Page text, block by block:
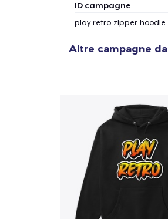
ID campagne
play-retro-zipper-hoodie
Altre campagne da